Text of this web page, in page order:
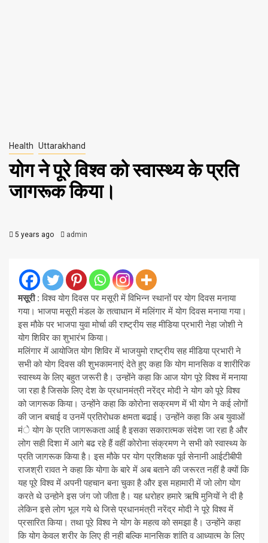
Health Uttarakhand
योग ने पूरे विश्व को स्वास्थ्य के प्रति
जागरूक किया।
5 years ago admin
मसूरी : विश्व योग दिवस पर मसूरी में विभिन्न स्थानों पर योग दिवस मनाया
गया। भाजपा मसूरी मंडल के तत्वाधान में मलिंगार में योग दिवस मनाया गया।
इस मौके पर भाजपा युवा मोर्चा की राष्ट्रीय सह मीडिया प्रभारी नेहा जोशी ने
योग शिविर का शुभारंभ किया।
मलिंगार में आयोजित योग शिविर में भाजयुमो राष्ट्रीय सह मीडिया प्रभारी ने
सभी को योग दिवस की शुभकामनाएं देते हुए कहा कि योग मानसिक व शारीरिक
स्वास्थ्य के लिए बहुत जरूरी है। उन्होंने कहा कि आज योग पूरे विश्व में मनाया
जा रहा है जिसके लिए देश के प्रधानमंत्री नरेंद्र मोदी ने योग को पूरे विश्व
को जागरूक किया। उन्होंने कहा कि कोरोना सक्रमण में भी योग ने कई लोगों
की जान बचाई व उनमें प्रतिरोधक क्षमता बढाई। उन्होंने कहा कि अब युवाओं
मंे योग के प्रति जागरूकता आई है इसका सकारात्मक संदेश जा रहा है और
लोग सही दिशा में आगे बढ रहे हैं वहीं कोरोना संक्रमण ने सभी को स्वास्थ्य के
प्रति जागरूक किया है। इस मौके पर योग प्रशिक्षक पूर्व सेनानी आईटीबीपी
राजश्री रावत ने कहा कि योगा के बारे में अब बताने की जरूरत नहीं है क्यों कि
यह पूरे विश्व में अपनी पहचान बना चुका है और इस महामारी में जो लोग योग
करते थे उन्होने इस जंग जो जीता है। यह धरोहर हमारे ऋषि मुनियों ने दी है
लेकिन इसे लोग भूल गये थे जिसे प्रधानमंत्री नरेंद्र मोदी ने पूरे विश्व में
प्रसारित किया। तथा पूरे विश्व ने योग के महत्व को समझा है। उन्होंने कहा
कि योग केवल शरीर के लिए ही नही बल्कि मानसिक शांति व आध्यात्म के लिए